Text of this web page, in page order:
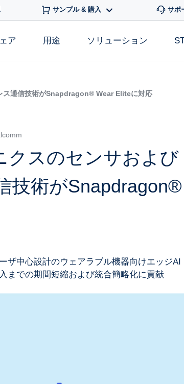
サンプル & 購入 サポ
ア 用途 ソリューション
ス通信技術がSnapdragon® Wear Eliteに対応
クスのセンサおよび
技術がSnapdragon®
ザ中心設計のウェアラブル機器向けエッジAI
までの期間短縮および統合簡略化に貢献